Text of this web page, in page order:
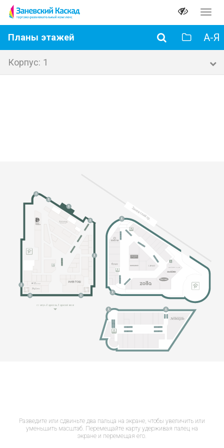
Планы этажей А-Я
Корпус: 1
Разведите или сдвиньте два пальца на экране, чтобы увеличить или
уменьшить масштаб. Перемещайте карту удерживая палец на
экране и перемещая его.